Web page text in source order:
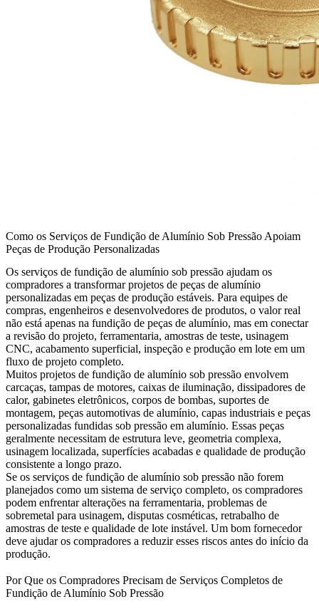
Como os Serviços de Fundição de Alumínio Sob Pressão Apoiam
Peças de Produção Personalizadas
Os serviços de fundição de alumínio sob pressão ajudam os
compradores a transformar projetos de peças de alumínio
personalizadas em peças de produção estáveis. Para equipes de
compras, engenheiros e desenvolvedores de produtos, o valor real
não está apenas na fundição de peças de alumínio, mas em conectar
a revisão do projeto, ferramentaria, amostras de teste, usinagem
CNC, acabamento superficial, inspeção e produção em lote em um
fluxo de projeto completo.
Muitos projetos de fundição de alumínio sob pressão envolvem
carcaças, tampas de motores, caixas de iluminação, dissipadores de
calor, gabinetes eletrônicos, corpos de bombas, suportes de
montagem, peças automotivas de alumínio, capas industriais e peças
personalizadas fundidas sob pressão em alumínio. Essas peças
geralmente necessitam de estrutura leve, geometria complexa,
usinagem localizada, superfícies acabadas e qualidade de produção
consistente a longo prazo.
Se os serviços de fundição de alumínio sob pressão não forem
planejados como um sistema de serviço completo, os compradores
podem enfrentar alterações na ferramentaria, problemas de
sobremetal para usinagem, disputas cosméticas, retrabalho de
amostras de teste e qualidade de lote instável. Um bom fornecedor
deve ajudar os compradores a reduzir esses riscos antes do início da
produção.
Por Que os Compradores Precisam de Serviços Completos de
Fundição de Alumínio Sob Pressão